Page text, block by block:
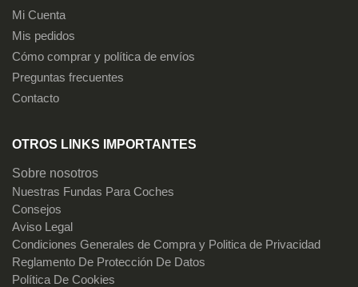
Mi Cuenta
Mis pedidos
Cómo comprar y política de envíos
Preguntas frecuentes
Contacto
OTROS LINKS IMPORTANTES
Sobre nosotros
Nuestras Fundas Para Coches
Consejos
Aviso Legal
Condiciones Generales de Compra y Politica de Privacidad
Reglamento De Protección De Datos
Política De Cookies